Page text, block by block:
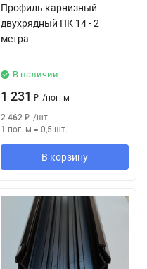
Профиль карнизный
двухрядный ПК 14 - 2
метра
В наличии
1 231 ₽ /пог. м
2 462 ₽ /шт.
1 пог. м = 0,5 шт.
В корзину